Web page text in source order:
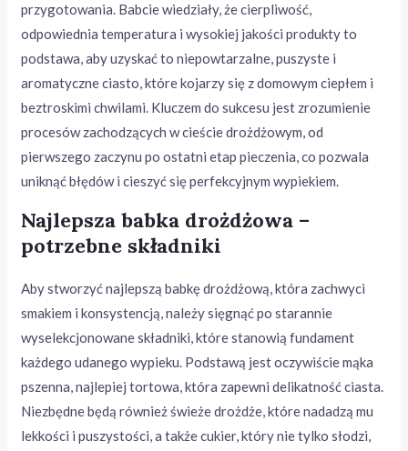
przygotowania. Babcie wiedziały, że cierpliwość,
odpowiednia temperatura i wysokiej jakości produkty to
podstawa, aby uzyskać to niepowtarzalne, puszyste i
aromatyczne ciasto, które kojarzy się z domowym ciepłem i
beztroskimi chwilami. Kluczem do sukcesu jest zrozumienie
procesów zachodzących w cieście drożdżowym, od
pierwszego zaczynu po ostatni etap pieczenia, co pozwala
uniknąć błędów i cieszyć się perfekcyjnym wypiekiem.
Najlepsza babka drożdżowa –
potrzebne składniki
Aby stworzyć najlepszą babkę drożdżową, która zachwyci
smakiem i konsystencją, należy sięgnąć po starannie
wyselekcjonowane składniki, które stanowią fundament
każdego udanego wypieku. Podstawą jest oczywiście mąka
pszenna, najlepiej tortowa, która zapewni delikatność ciasta.
Niezbędne będą również świeże drożdże, które nadadzą mu
lekkości i puszystości, a także cukier, który nie tylko słodzi,